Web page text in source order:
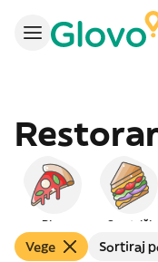
Pica Sendviči
Vege Sortiraj